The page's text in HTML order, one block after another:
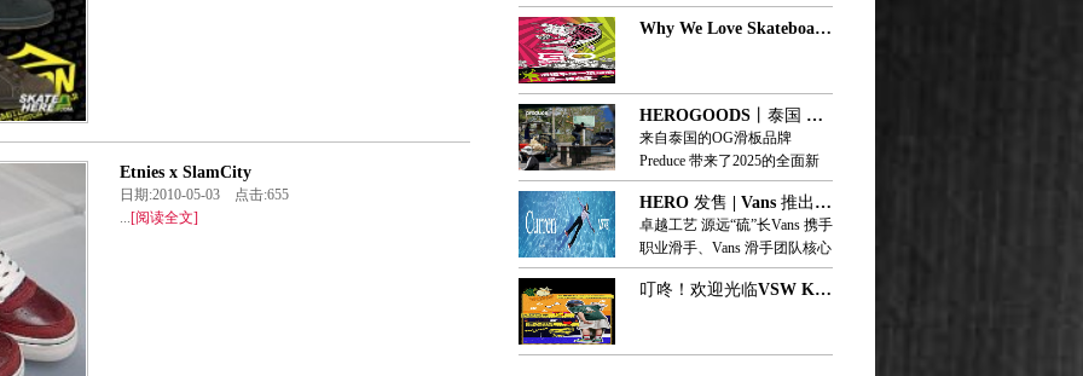
Etnies x SlamCity
日期:2010-05-03 点击:655
...[阅读全文]
周末一定让人难忘Vans世界滑
板日（广州站）要来了！跟你
Why We Love Skateboarding···
HEROGOODS丨泰国 Preduce 2025···
来自泰国的OG滑板品牌
Preduce 带来了2025的全面新
品，包括板面和配件，接下来
看看都有什么好货。Preduce
TRK：SUEA SINGHA
KRATING RAD series灵感来
4 种动物：SUEA、SINGHA、
HERO 发售 | Vans 推出 Curren ···
卓越工艺 源远“硫”长Vans 携手
职业滑手、Vans 滑手团队核心
成员 Curren Caples 发布首款个
人签名鞋 CURREN，以卓越硫
叮咚！欢迎光临VSW KIDS夏日「图案游戏厅」